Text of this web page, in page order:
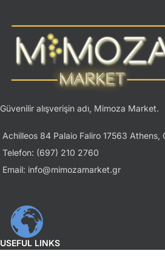
Güvenilir alışverişin adı, Mimoza Market.
Achilleos 84 Palaio Faliro 17563 Athens,
Telefon: (697) 210 2760
Email: info@mimozamarket.gr
USEFUL LINKS